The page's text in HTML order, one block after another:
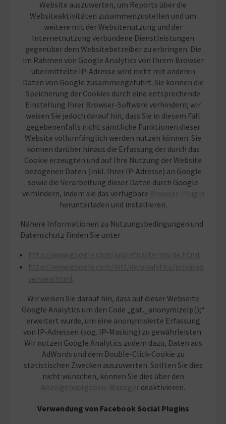
Website auszuwerten, um Reports über die
Websiteaktivitäten zusammenzustellen und um
weitere mit der Websitenutzung und der
Internetnutzung verbundene Dienstleistungen
gegenüber dem Websitebetreiber zu erbringen. Die
im Rahmen von Google Analytics von Ihrem Browser
übermittelte IP-Adresse wird nicht mit anderen
Daten von Google zusammengeführt. Sie können die
Speicherung der Cookies durch eine entsprechende
Einstellung Ihrer Browser-Software verhindern; wir
weisen Sie jedoch darauf hin, dass Sie in diesem Fall
gegebenenfalls nicht sämtliche Funktionen dieser
Website vollumfänglich werden nutzen können. Sie
können darüber hinaus die Erfassung der durch das
Cookie erzeugten und auf Ihre Nutzung der Website
bezogenen Daten (inkl. Ihrer IP-Adresse) an Google
sowie die Verarbeitung dieser Daten durch Google
verhindern, indem sie das verfügbare Browser-Plugin
herunterladen und installieren.
Nähere Informationen zu Nutzungsbedingungen und
Datenschutz finden Sie unter
http://www.google.com/analytics/terms/de.html
http://www.google.com/intl/de/analytics/privacyo
verview.html.
Wir weisen Sie darauf hin, dass auf dieser Webseite
Google Analytics um den Code „gat._anonymizeIp();“
erweitert wurde, um eine anonymisierte Erfassung
von IP-Adressen (sog. IP-Masking) zu gewährleisten.
Wir nutzen Google Analytics zudem dazu, Daten aus
AdWords und dem Double-Click-Cookie zu
statistischen Zwecken auszuwerten. Sollten Sie dies
nicht wünschen, können Sie dies über den
Anzeigenvorgaben-Manager deaktivieren.
Verwendung von Facebook Social Plugins